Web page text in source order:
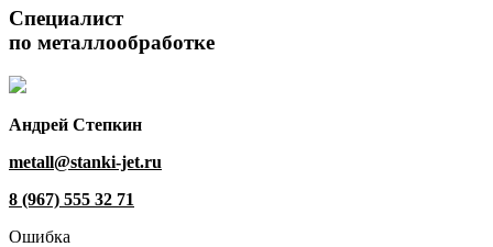
Специалист
по металлообработке
Андрей Степкин
metall@stanki-jet.ru
8 (967) 555 32 71
Ошибка